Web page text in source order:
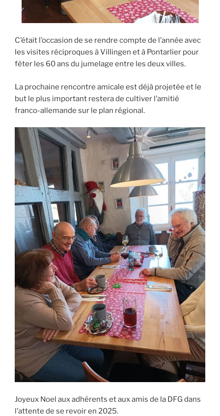
C’était l’occasion de se rendre compte de l’année avec
les visites réciproques à Villingen et à Pontarlier pour
fêter les 60 ans du jumelage entre les deux villes.
La prochaine rencontre amicale est déjà projetée et le
but le plus important restera de cultiver l’amitié
franco-allemande sur le plan régional.
Joyeux Noel aux adhérents et aux amis de la DFG dans
l’attente de se revoir en 2025.